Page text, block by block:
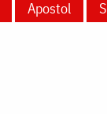
Apostol